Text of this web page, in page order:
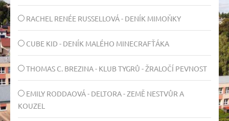
RACHEL RENÉE RUSSELLOVÁ - DENÍK MIMOŇKY
CUBE KID - DENÍK MALÉHO MINECRAFŤÁKA
THOMAS C. BREZINA - KLUB TYGRŮ - ŽRALOČÍ PEVNOST
EMILY RODDAOVÁ - DELTORA - ZEMĚ NESTVŮR A
KOUZEL